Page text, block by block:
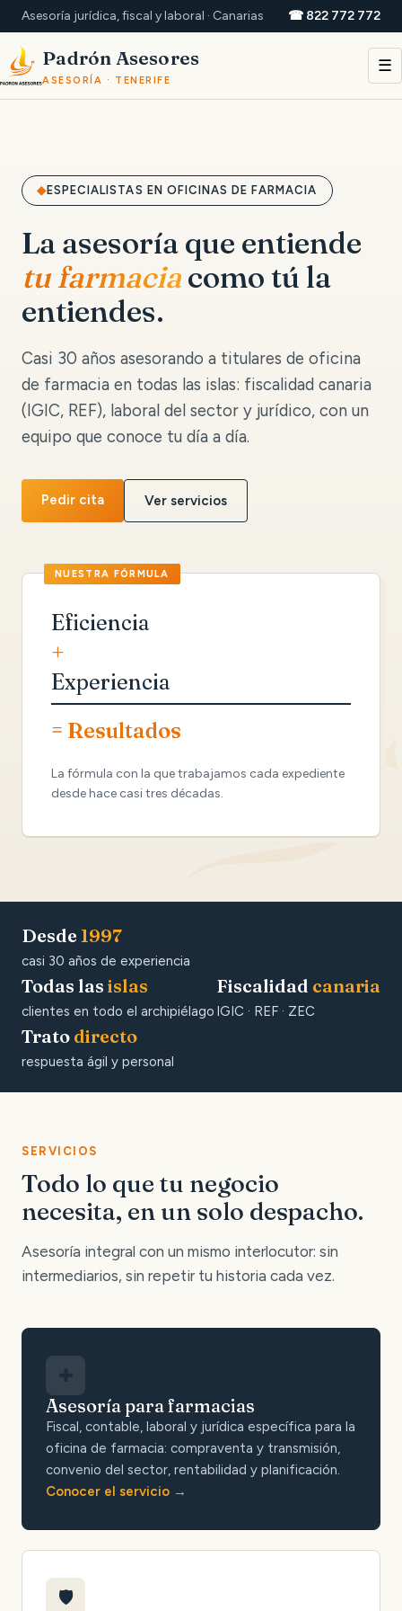
Asesoría jurídica, fiscal y laboral · Canarias ☎ 822 772 772
Padrón Asesores
ASESORÍA · TENERIFE
☰
ESPECIALISTAS EN OFICINAS DE FARMACIA
La asesoría que entiende
tu farmaciacomo tú la
entiendes.
Casi 30 años asesorando a titulares de oficina
de farmacia en todas las islas: fiscalidad canaria
(IGIC, REF), laboral del sector y jurídico, con un
equipo que conoce tu día a día.
Pedir cita Ver servicios
Eficiencia
+
Experiencia
= Resultados
La fórmula con la que trabajamos cada expediente
desde hace casi tres décadas.
Desde 1997
casi 30 años de experiencia
Todas las islas
clientes en todo el archipiélago
Fiscalidad canaria
IGIC · REF · ZEC
Trato directo
respuesta ágil y personal
SERVICIOS
Todo lo que tu negocio
necesita, en un solo despacho.
Asesoría integral con un mismo interlocutor: sin
intermediarios, sin repetir tu historia cada vez.
Asesoría para farmacias
Fiscal, contable, laboral y jurídica específica para la
oficina de farmacia: compraventa y transmisión,
convenio del sector, rentabilidad y planificación.
Conocer el servicio
🛡️